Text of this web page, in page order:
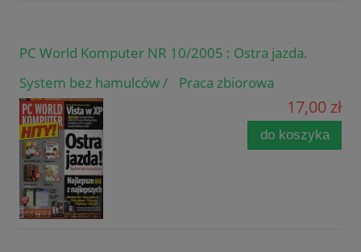
PC World Komputer NR 10/2005 : Ostra jazda.
System bez hamulców / Praca zbiorowa
17,00 zł
do koszyka